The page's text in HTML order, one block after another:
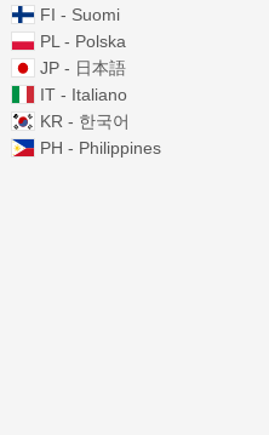
FI - Suomi
PL - Polska
JP - 日本語
IT - Italiano
KR - 한국어
PH - Philippines